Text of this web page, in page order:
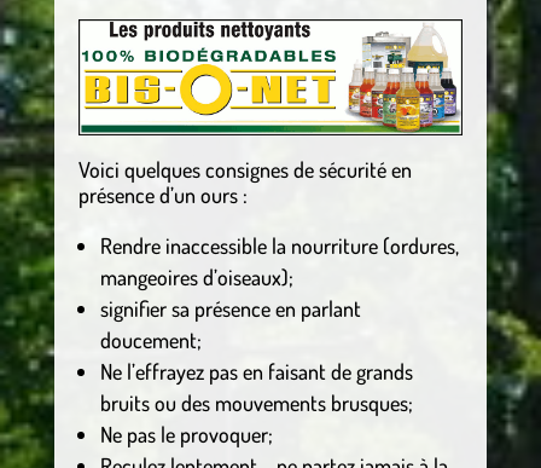
Voici quelques consignes de sécurité en
présence d’un ours :
Rendre inaccessible la nourriture (ordures,
mangeoires d’oiseaux);
signifier sa présence en parlant
doucement;
Ne l’effrayez pas en faisant de grands
bruits ou des mouvements brusques;
Ne pas le provoquer;